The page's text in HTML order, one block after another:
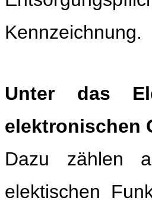
Kennzeichnung.
Unter das
elektronischen
Dazu zählen
elektischen